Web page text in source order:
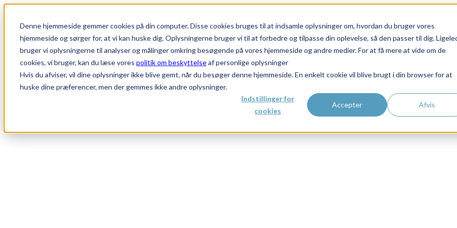
Denne hjemmeside gemmer cookies på din computer. Disse cookies bruges til at indsamle oplysninger om, hvordan du bruger vores
hjemmeside og sørger for, at vi kan huske dig. Oplysningerne bruger vi til at forbedre og tilpasse din oplevelse, så den passer til dig.
bruger vi oplysningerne til analyser og målinger omkring besøgende på vores hjemmeside og andre medier. For at få mere at vide om de
cookies, vi bruger, kan du læse vores politik om beskyttelseaf personlige oplysninger
Hvis du afviser, vil dine oplysninger ikke blive gemt, når du besøger denne hjemmeside. En enkelt cookie vil blive brugt i din browser for at
huske dine præferencer, men der gemmes ikke andre oplysninger.
Indstillinger for
cookies
Accepter Afvis